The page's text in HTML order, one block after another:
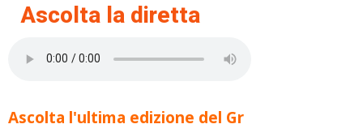
Ascolta la diretta
Ascolta l'ultima edizione del Gr